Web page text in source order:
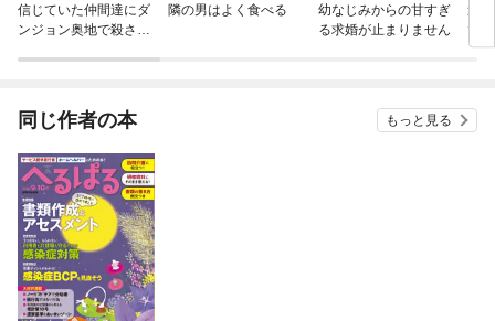
信じていた仲間達にダ
ンジョン奥地で殺され
れて元パーティーメン
バーと世界に復讐＆
隣の男はよく食べる
幼なじみからの甘すぎ
る求婚が止まりません
追
で
れ
同じ作者の本 もっと見る